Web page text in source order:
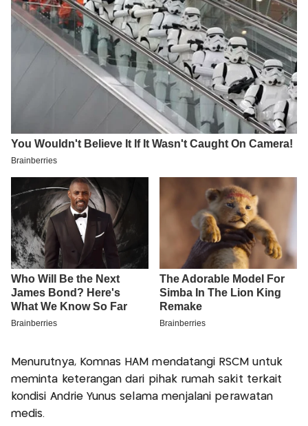
Menurutnya, Komnas HAM mendatangi RSCM untuk
meminta keterangan dari pihak rumah sakit terkait
kondisi Andrie Yunus selama menjalani perawatan
medis.